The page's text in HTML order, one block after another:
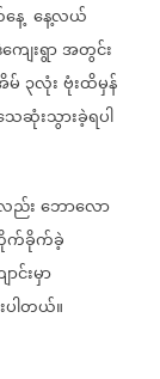
ေ့ နေ့လယ်
ျေးရွာအတွင်း
မ် ၃လုံးဗုံးထိမှန်
ေဆုံးသွားခဲ့ရပါ
ည်းဘောလော
ခိုက်ခဲ့
င်းမှာ
ါတယ်။